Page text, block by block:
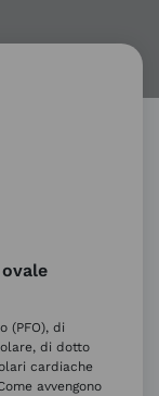
(PFO), di
di dotto
cardiache
avvengono